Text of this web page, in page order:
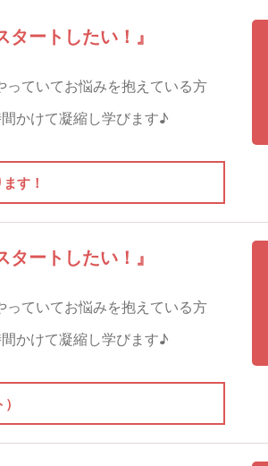
タートしたい！』
ていてお悩みを抱えている方
かけて凝縮し学びます♪
す！
タートしたい！』
ていてお悩みを抱えている方
かけて凝縮し学びます♪